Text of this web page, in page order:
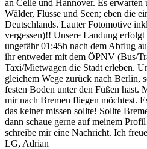
an Celle und Hannover. Es erwarten
Wälder, Flüsse und Seen; eben die
Deutschlands. Lauter Fotomotive
vergessen)!! Unsere Landung
ungefähr 01:45h nach dem Abflug
ihr entweder mit dem ÖPNV (Bus/
Taxi/Mietwagen die Stadt erleben.
gleichem Wege zurück nach Berlin,
festen Boden unter den Füßen hast.
mir nach Bremen fliegen möchtest.
das keiner missen sollte! Sollte
dann schaue gerne auf meinem
schreibe mir eine Nachricht. Ich
LG, Adrian